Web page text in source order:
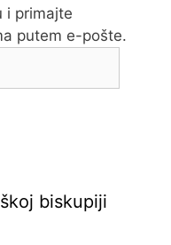
i primajte
putem e-pošte.
biskupiji